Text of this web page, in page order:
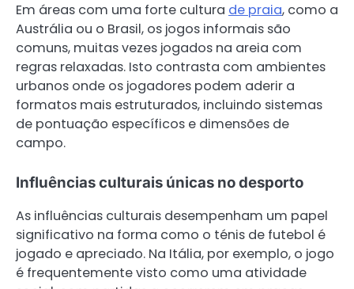
Em áreas com uma forte cultura de praia, como a
Austrália ou o Brasil, os jogos informais são
comuns, muitas vezes jogados na areia com
regras relaxadas. Isto contrasta com ambientes
urbanos onde os jogadores podem aderir a
formatos mais estruturados, incluindo sistemas
de pontuação específicos e dimensões de
campo.
Influências culturais únicas no desporto
As influências culturais desempenham um papel
significativo na forma como o ténis de futebol é
jogado e apreciado. Na Itália, por exemplo, o jogo
é frequentemente visto como uma atividade